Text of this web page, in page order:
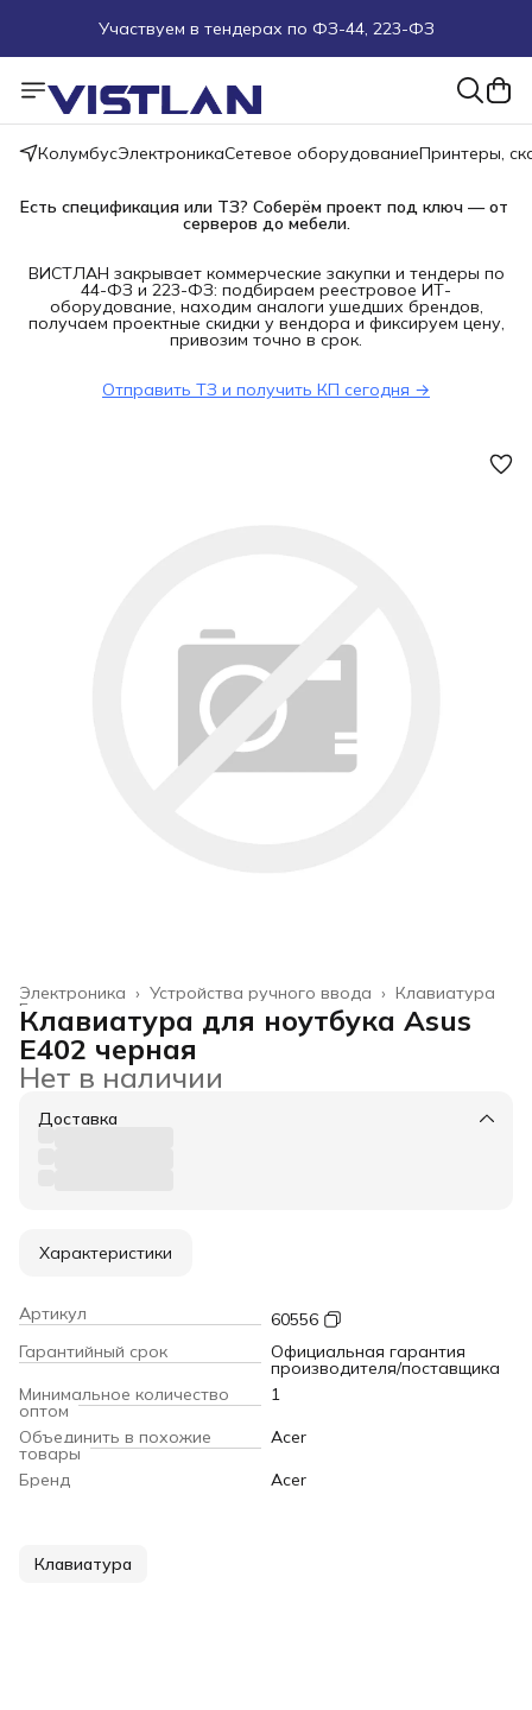
Участвуем в тендерах по ФЗ-44, 223-ФЗ
Поможем подобрать оборудование под ТЗ
Пуско-наладочные работы
Пришлите запрос на e-mail или в чат
КолумбусЭлектроникаСетевое оборудованиеПринтеры,
Есть спецификация или ТЗ? Соберём проект под ключ — от
серверов до мебели.
ВИСТЛАН закрывает коммерческие закупки и тендеры по
44-ФЗ и 223-ФЗ: подбираем реестровое ИТ-
оборудование, находим аналоги ушедших брендов,
получаем проектные скидки у вендора и фиксируем цену,
привозим точно в срок.
Отправить ТЗ и получить КП сегодня →
Клавиатура
Устройства ручного ввода ›
Электроника ›
Главная
Клавиатура для ноутбука Asus
E402 черная
Нет в наличии
Доставка
Характеристики
Артикул
60556
Гарантийный срок
Официальная гарантия
производителя/поставщика
Минимальное количество
оптом
1
Объединить в похожие
товары
Acer
Бренд
Acer
Клавиатура